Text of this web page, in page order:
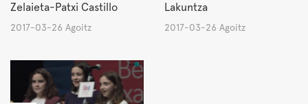
Zelaieta-Patxi Castillo
2017-03-26 Agoitz
Lakuntza
2017-03-26 Agoitz